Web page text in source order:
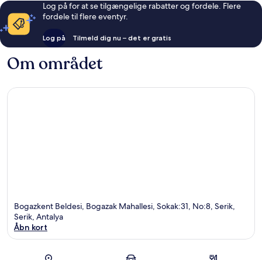
Log på for at se tilgængelige rabatter og fordele. Flere
fordele til flere eventyr.
Log på Tilmeld dig nu – det er gratis
Om området
Bogazkent Beldesi, Bogazak Mahallesi, Sokak:31, No:8, Serik,
Serik, Antalya
Åbn kort